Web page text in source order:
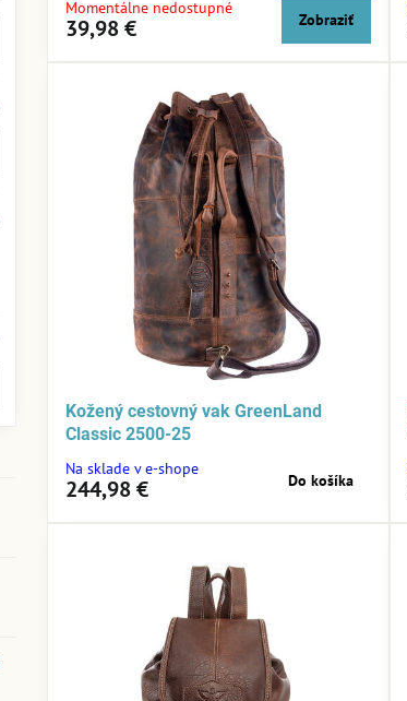
Momentálne nedostupné
39,98 € Zobraziť
Kožený cestovný vak GreenLand
Classic 2500-25
Na sklade v e-shope
244,98 € Do košíka